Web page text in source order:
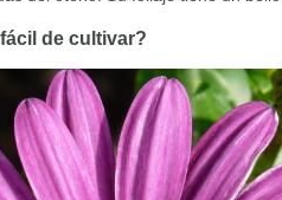
de cultivar?